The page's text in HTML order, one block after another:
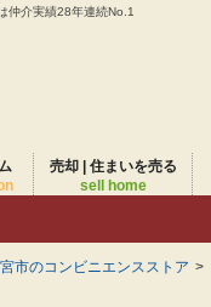
仲介実績28年連続No.1
売却 | 住まいを売る
sell home
市のコンビニエンスストア >